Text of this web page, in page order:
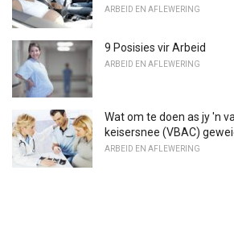
ARBEID EN AFLEWERING
9 Posisies vir Arbeid
ARBEID EN AFLEWERING
Wat om te doen as jy 'n
keisersnee (VBAC)
ARBEID EN AFLEWERING